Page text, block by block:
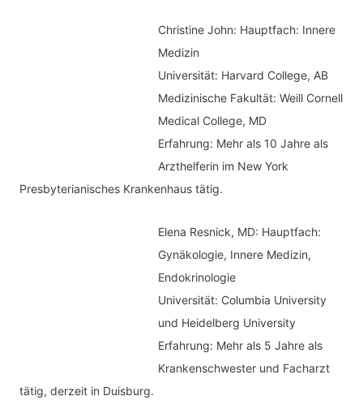
Christine John: Hauptfach: Innere
Medizin
Universität: Harvard College, AB
Medizinische Fakultät: Weill Cornell
Medical College, MD
Erfahrung: Mehr als 10 Jahre als
Arzthelferin im New York
Presbyterianisches Krankenhaus tätig.
Elena Resnick, MD: Hauptfach:
Gynäkologie, Innere Medizin,
Endokrinologie
Universität: Columbia University
und Heidelberg University
Erfahrung: Mehr als 5 Jahre als
Krankenschwester und Facharzt
tätig, derzeit in Duisburg.